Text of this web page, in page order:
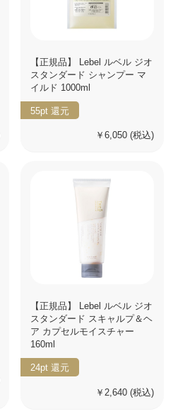
【正規品】 Lebel ルベル ジオ
スタンダード シャンプー マ
イルド 1000ml
55pt 還元
￥6,050 (税込)
【正規品】 Lebel ルベル ジオ
スタンダード スキャルプ＆ヘ
ア カプセルモイスチャー
160ml
24pt 還元
￥2,640 (税込)